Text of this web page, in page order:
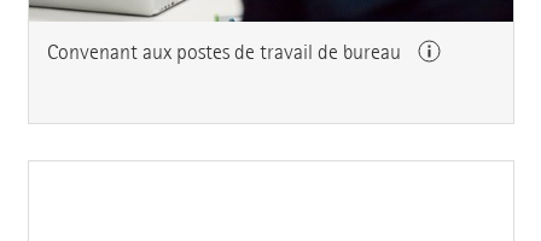
Convenant aux postes de travail de bureau